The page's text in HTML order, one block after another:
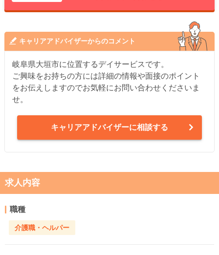
キャリアアドバイザーからのコメント
岐阜県大垣市に位置するデイサービスです。
ご興味をお持ちの方には詳細の情報や面接のポイント
をお伝えしますのでお気軽にお問い合わせくださいま
せ。
キャリアアドバイザーに相談する
求人内容
職種
介護職・ヘルパー